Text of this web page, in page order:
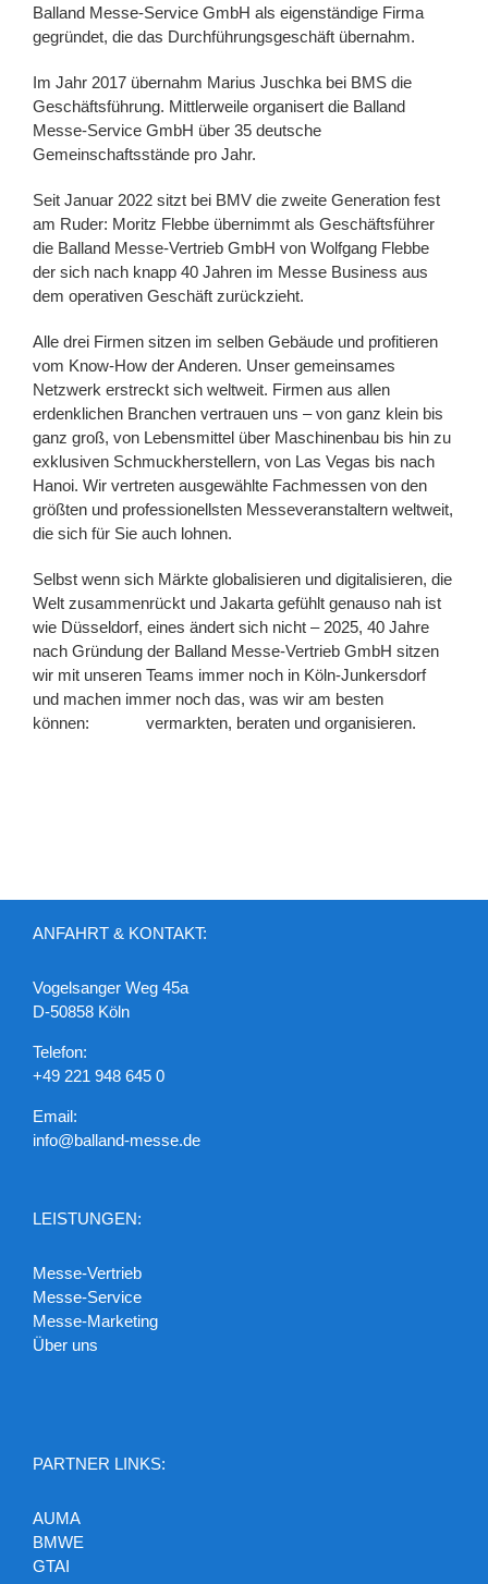
Balland Messe-Service GmbH als eigenständige Firma
gegründet, die das Durchführungsgeschäft übernahm.
Im Jahr 2017 übernahm Marius Juschka bei BMS die
Geschäftsführung. Mittlerweile organisert die Balland
Messe-Service GmbH über 35 deutsche
Gemeinschaftsstände pro Jahr.
Seit Januar 2022 sitzt bei BMV die zweite Generation fest
am Ruder: Moritz Flebbe übernimmt als Geschäftsführer
die Balland Messe-Vertrieb GmbH von Wolfgang Flebbe
der sich nach knapp 40 Jahren im Messe Business aus
dem operativen Geschäft zurückzieht.
Alle drei Firmen sitzen im selben Gebäude und profitieren
vom Know-How der Anderen. Unser gemeinsames
Netzwerk erstreckt sich weltweit. Firmen aus allen
erdenklichen Branchen vertrauen uns – von ganz klein bis
ganz groß, von Lebensmittel über Maschinenbau bis hin zu
exklusiven Schmuckherstellern, von Las Vegas bis nach
Hanoi. Wir vertreten ausgewählte Fachmessen von den
größten und professionellsten Messeveranstaltern weltweit,
die sich für Sie auch lohnen.
Selbst wenn sich Märkte globalisieren und digitalisieren, die
Welt zusammenrückt und Jakarta gefühlt genauso nah ist
wie Düsseldorf, eines ändert sich nicht – 2025, 40 Jahre
nach Gründung der Balland Messe-Vertrieb GmbH sitzen
wir mit unseren Teams immer noch in Köln-Junkersdorf
und machen immer noch das, was wir am besten
können: vermarkten, beraten und organisieren.
ANFAHRT & KONTAKT:
Vogelsanger Weg 45a
D-50858 Köln
Telefon:
+49 221 948 645 0
Email:
info@balland-messe.de
LEISTUNGEN:
Messe-Vertrieb
Messe-Service
Messe-Marketing
Über uns
PARTNER LINKS:
AUMA
BMWE
GTAI